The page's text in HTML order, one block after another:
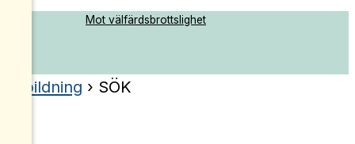
innehåll
Mot välfärdsbrottslighet
Utbildning › SÖK